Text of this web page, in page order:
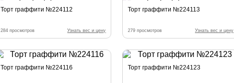
Торт граффити №224112
284 просмотров Узнать вес и цену
Торт граффити №224113
279 просмотров Узнать вес и цену
Торт граффити №224116 Торт граффити №224123